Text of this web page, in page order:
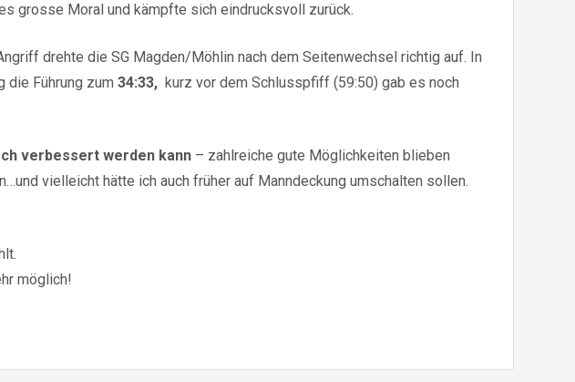
grosse Moral und kämpfte sich eindrucksvoll zurück.
drehte die SG Magden/Möhlin nach dem Seitenwechsel richtig auf. In
die Führung zum34:33, kurz vor dem Schlusspfiff (59:50) gab es noch
verbessert werden kann – zahlreiche gute Möglichkeiten blieben
vielleicht hätte ich auch früher auf Manndeckung umschalten sollen.
möglich!